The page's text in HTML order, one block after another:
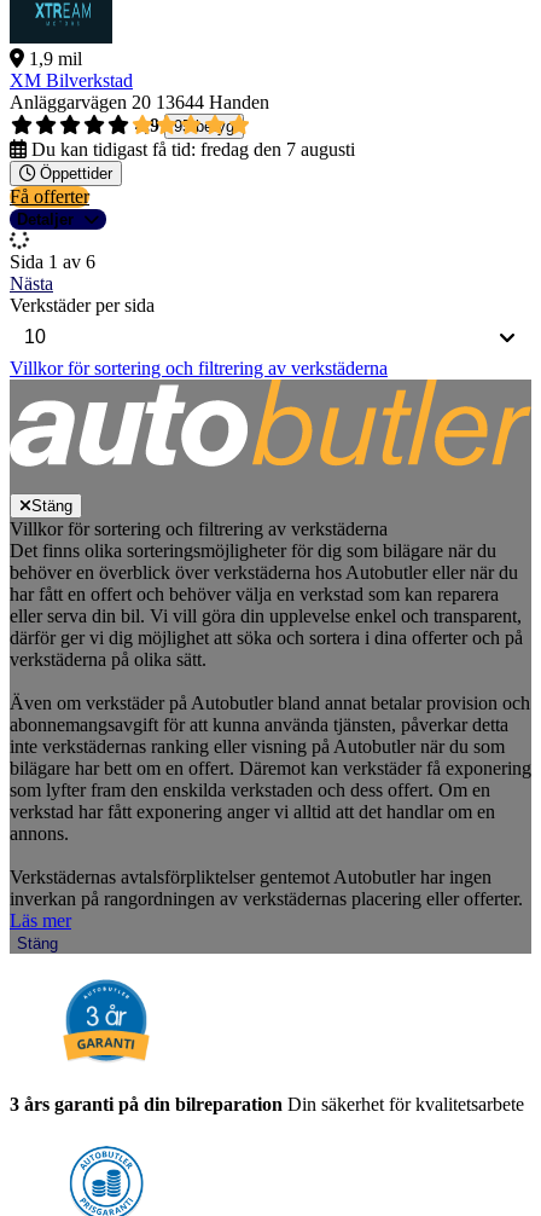
1,9 mil
XM Bilverkstad
Anläggarvägen 20 13644 Handen
4,9
95 betyg
Du kan tidigast få tid: fredag den 7 augusti
Öppettider
Få offerter
Detaljer
Sida 1 av 6
Nästa
Verkstäder per sida
Villkor för sortering och filtrering av verkstäderna
Stäng
Villkor för sortering och filtrering av verkstäderna
Det finns olika sorteringsmöjligheter för dig som bilägare när du
behöver en överblick över verkstäderna hos Autobutler eller när du
har fått en offert och behöver välja en verkstad som kan reparera
eller serva din bil. Vi vill göra din upplevelse enkel och transparent,
därför ger vi dig möjlighet att söka och sortera i dina offerter och på
verkstäderna på olika sätt.
Även om verkstäder på Autobutler bland annat betalar provision och
abonnemangsavgift för att kunna använda tjänsten, påverkar detta
inte verkstädernas ranking eller visning på Autobutler när du som
bilägare har bett om en offert. Däremot kan verkstäder få exponering
som lyfter fram den enskilda verkstaden och dess offert. Om en
verkstad har fått exponering anger vi alltid att det handlar om en
annons.
Verkstädernas avtalsförpliktelser gentemot Autobutler har ingen
inverkan på rangordningen av verkstädernas placering eller offerter.
Läs mer
Stäng
3 års garanti på din bilreparation Din säkerhet för kvalitetsarbete